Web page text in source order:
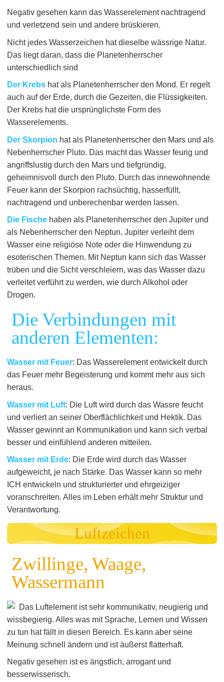
Negativ gesehen kann das Wasserelement nachtragend
und verletzend sein und andere brüskieren.
Nicht jedes Wasserzeichen hat dieselbe wässrige Natur.
Das liegt daran, dass die Planetenherrscher
unterschiedlich sind
Der Krebs hat als Planetenherrscher den Mond. Er regelt
auch auf der Erde, durch die Gezeiten, die Flüssigkeiten.
Der Krebs hat die ursprünglichste Form des
Wasserelements.
Der Skorpion hat als Planetenherrscher den Mars und als
Nebenherrscher Pluto. Das macht das Wasser feurig und
angriffslustig durch den Mars und tiefgründig,
geheimnisvoll durch den Pluto. Durch das innewohnende
Feuer kann der Skorpion rachsüchtig, hasserfüllt,
nachtragend und unberechenbar werden lassen.
Die Fische haben als Planetenherrscher den Jupiter und
als Nebenherrscher den Neptun. Jupiter verleiht dem
Wasser eine religiöse Note oder die Hinwendung zu
esoterischen Themen. Mit Neptun kann sich das Wasser
trüben und die Sicht verschleiern, was das Wasser dazu
verleitet verführt zu werden, wie durch Alkohol oder
Drogen.
Die Verbindungen mit
anderen Elementen:
Wasser mit Feuer: Das Wasserelement entwickelt durch
das Feuer mehr Begeisterung und kommt mehr aus sich
heraus.
Wasser mit Luft: Die Luft wird durch das Wassre feucht
und verliert an seiner Oberflächlichkeit und Hektik. Das
Wasser gewinnt an Kommunikation und kann sich verbal
besser und einfühlend anderen mitteilen.
Wasser mit Erde: Die Erde wird durch das Wasser
aufgeweicht, je nach Stärke. Das Wasser kann so mehr
ICH entwickeln und strukturierter und ehrgeiziger
voranschreiten. Alles im Leben erhält mehr Struktur und
Verantwortung.
Luftzeichen
Zwillinge, Waage,
Wassermann
Das Luftelement ist sehr kommunikativ, neugierig und
wissbegierig. Alles was mit Sprache, Lernen und Wissen
zu tun hat fällt in diesen Bereich. Es kann aber seine
Meinung schnell ändern und ist äußerst flatterhaft.
Negativ gesehen ist es ängstlich, arrogant und
besserwisserisch.